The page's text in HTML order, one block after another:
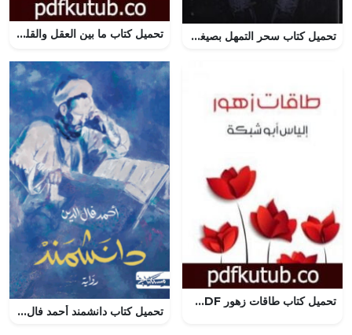
تحميل كتاب سحر التمهل بصيغة PDF مجانا: استمتع بقراءة مفيدة وممتعة تحميل كتاب ما بين العقل والقلب PDF تأليف فريق أشرقت شمس الإبداع مجانا [كامل]
تحميل كتاب طاقات زهور PDF تأليف إلياس أبو شبكة مجانا [كامل]
تحميل كتاب دانشمند أحمد فال الدين بصيغة PDF مجانا